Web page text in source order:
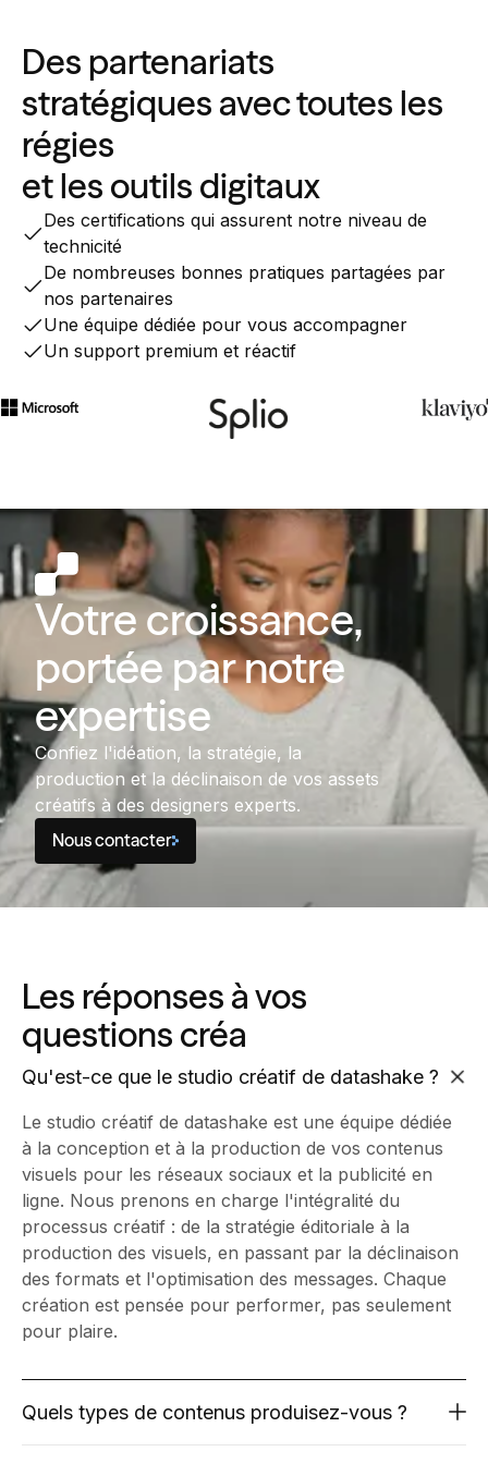
Des partenariats
stratégiques avec toutes les
régies
et les outils digitaux
Des certifications qui assurent notre niveau de
technicité
De nombreuses bonnes pratiques partagées par
nos partenaires
Une équipe dédiée pour vous accompagner
Un support premium et réactif
Votre croissance,
portée par notre
expertise
Confiez l'idéation, la stratégie, la
production et la déclinaison de vos assets
créatifs à des designers experts.
Nous contacter
Les réponses à vos
questions créa
Qu'est-ce que le studio créatif de datashake ?
Le studio créatif de datashake est une équipe dédiée
à la conception et à la production de vos contenus
visuels pour les réseaux sociaux et la publicité en
ligne. Nous prenons en charge l'intégralité du
processus créatif : de la stratégie éditoriale à la
production des visuels, en passant par la déclinaison
des formats et l'optimisation des messages. Chaque
création est pensée pour performer, pas seulement
pour plaire.
Quels types de contenus produisez-vous ?